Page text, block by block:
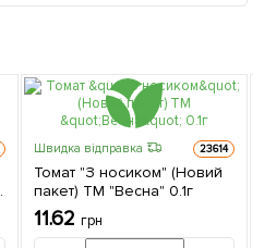
Швидка відправка 23614
Томат "З носиком" (Новий
пакет) ТМ "Весна" 0.1г
11.62 грн